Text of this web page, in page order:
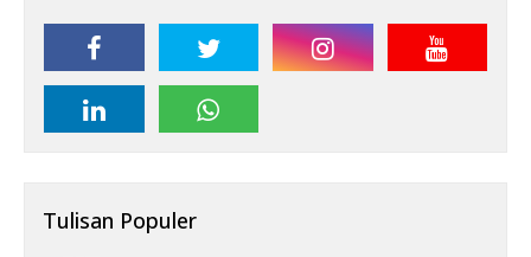
Tulisan Populer